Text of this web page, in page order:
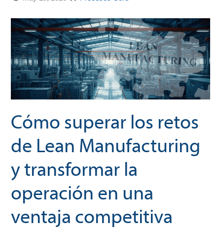
Cómo superar los retos
de Lean Manufacturing
y transformar la
operación en una
ventaja competitiva